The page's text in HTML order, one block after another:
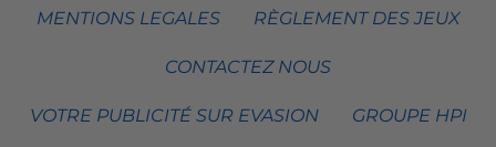
MENTIONS LEGALES RÈGLEMENT DES JEUX
CONTACTEZ NOUS
VOTRE PUBLICITÉ SUR EVASION GROUPE HPI